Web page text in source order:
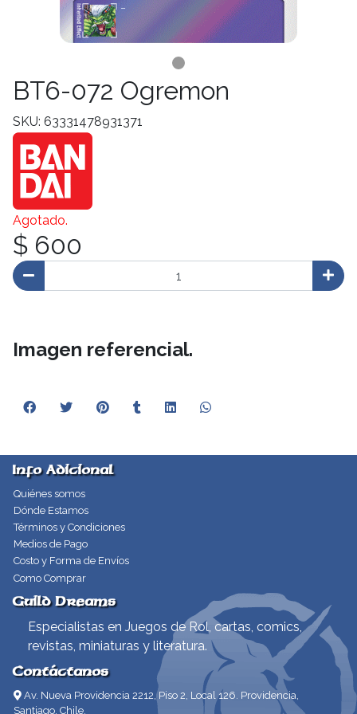
BT6-072 Ogremon
SKU: 63331478931371
Agotado.
$ 600
Imagen referencial.
Info Adicional
Quiénes somos
Dónde Estamos
Términos y Condiciones
Medios de Pago
Costo y Forma de Envíos
Como Comprar
Guild Dreams
Especialistas en Juegos de Rol, cartas, comics,
revistas, miniaturas y literatura.
Contáctanos
Av. Nueva Providencia 2212, Piso 2, Local 126. Providencia,
Santiago, Chile.